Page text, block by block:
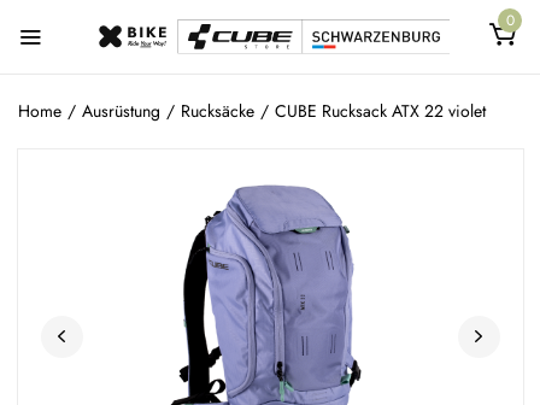
0
Home / Ausrüstung / Rucksäcke / CUBE Rucksack ATX 22 violet